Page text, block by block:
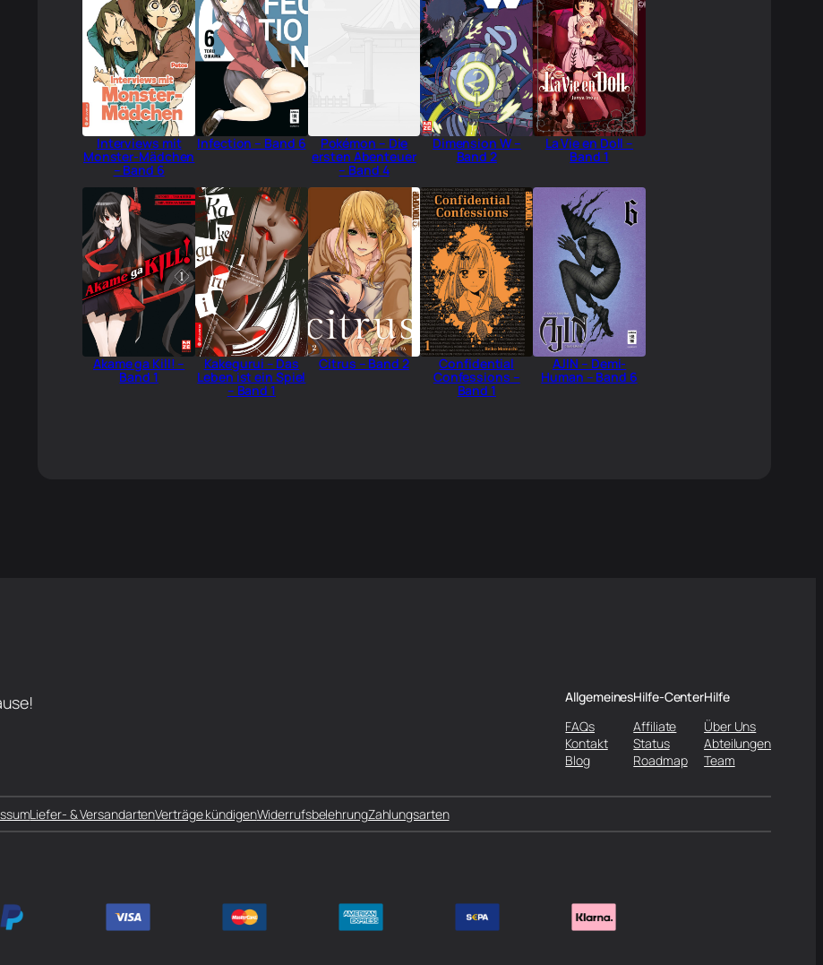
Interviews mit
Monster-Mädchen
– Band 6
Infection – Band 6 Pokémon – Die
ersten Abenteuer
– Band 4
Dimension W –
Band 2
La Vie en Doll –
Band 1
Akame ga Kill! –
Band 1
Kakegurui – Das
Leben ist ein Spiel
– Band 1
Citrus – Band 2 Confidential
Confessions –
Band 1
AJIN – Demi-
Human – Band 6
Allgemeines
FAQs
Kontakt
Blog
Hilfe-Center
Affiliate
Status
Roadmap
Hilfe
Über Uns
Abteilungen
Team
Liefer- & VersandartenVerträge kündigenWiderrufsbelehrungZahlungsarten